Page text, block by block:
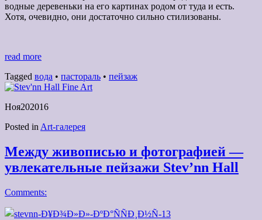
водные деревеньки на его картинах родом от туда и есть.
Хотя, очевидно, они достаточно сильно стилизованы.
read more
Tagged вода • пастораль • пейзаж
Ноя202016
Posted in Art-галерея
Между живописью и фотографией —
увлекательные пейзажи Stev’nn Hall
Comments: